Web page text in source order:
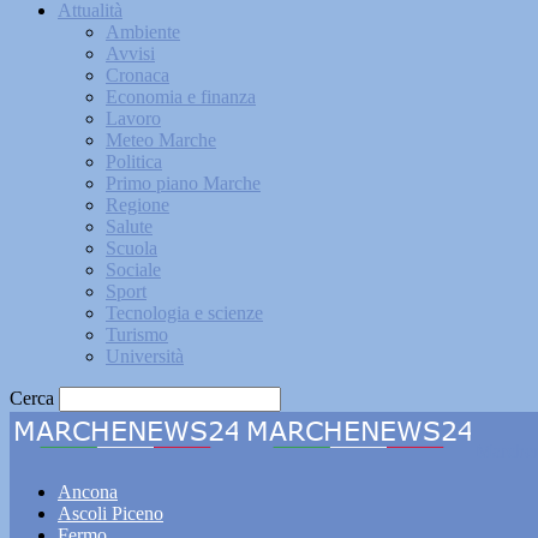
Attualità
Ambiente
Avvisi
Cronaca
Economia e finanza
Lavoro
Meteo Marche
Politica
Primo piano Marche
Regione
Salute
Scuola
Sociale
Sport
Tecnologia e scienze
Turismo
Università
Cerca
Ancona
Ascoli Piceno